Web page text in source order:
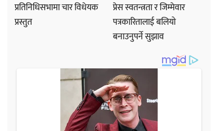
प्रतिनिधिसभामा चार विधेयक
प्रस्तुत
प्रेस स्वतन्त्रता र जिम्मेवार
पत्रकारितालाई बलियो
बनाउनुपर्ने सुझाव